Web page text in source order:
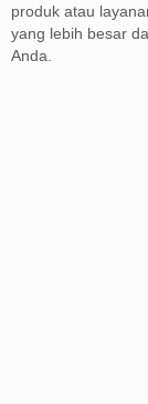
produk atau
yang lebih besar
Anda.